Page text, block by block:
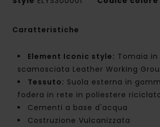
Caratteristiche
Element Iconic style: Tomaia in
scamosciata Leather Working
Tessuto: Suola esterna in
fodera in rete in poliestere
Cementi a base d'acqua
Costruzione Vulcanizzata